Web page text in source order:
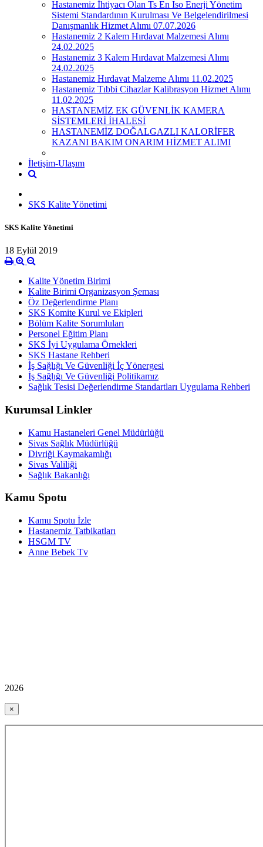
Hastanemiz İhtiyacı Olan Ts En Iso Enerji Yönetim
Sistemi Standardının Kurulması Ve Belgelendirilmesi
Danışmanlık Hizmet Alımı 07.07.2026
Hastanemiz 2 Kalem Hırdavat Malzemesi Alımı
24.02.2025
Hastanemiz 3 Kalem Hırdavat Malzemesi Alımı
24.02.2025
Hastanemiz Hırdavat Malzeme Alımı 11.02.2025
Hastanemiz Tıbbi Cihazlar Kalibrasyon Hizmet Alımı
11.02.2025
HASTANEMİZ EK GÜVENLİK KAMERA
SİSTEMLERİ İHALESİ
HASTANEMİZ DOĞALGAZLI KALORİFER
KAZANI BAKIM ONARIM HİZMET ALIMI
İletişim-Ulaşım
SKS Kalite Yönetimi
SKS Kalite Yönetimi
18 Eylül 2019
Kalite Yönetim Birimi
Kalite Birimi Organizasyon Şeması
Öz Değerlendirme Planı
SKS Komite Kurul ve Ekipleri
Bölüm Kalite Sorumluları
Personel Eğitim Planı
SKS İyi Uygulama Örnekleri
SKS Hastane Rehberi
İş Sağlığı Ve Güvenliği İç Yönergesi
İş Sağlığı Ve Güvenliği Politikamız
Sağlık Tesisi Değerlendirme Standartları Uygulama Rehberi
Kurumsal Linkler
Kamu Hastaneleri Genel Müdürlüğü
Sivas Sağlık Müdürlüğü
Divriği Kaymakamlığı
Sivas Valiliği
Sağlık Bakanlığı
Kamu Spotu
Kamu Spotu İzle
Hastanemiz Tatbikatları
HSGM TV
Anne Bebek Tv
2026
×